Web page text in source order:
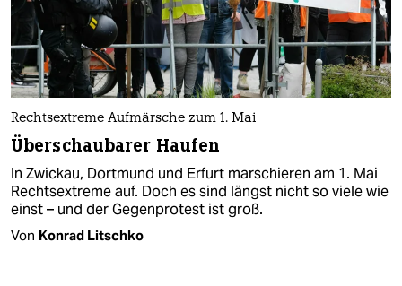
Rechtsextreme Aufmärsche zum 1. Mai
Überschaubarer Haufen
In Zwickau, Dortmund und Erfurt marschieren am 1. Mai
Rechtsextreme auf. Doch es sind längst nicht so viele wie
einst – und der Gegenprotest ist groß.
Von Konrad Litschko